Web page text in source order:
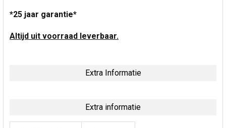
*25 jaar garantie*
Altijd uit voorraad leverbaar.
Extra Informatie
Extra informatie